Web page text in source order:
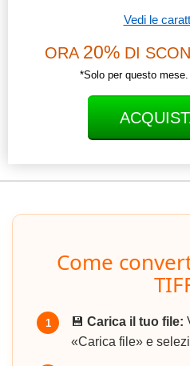
Vedi le
ORA 20% DI
*Solo per questo
Come
1 💾 Carica il tuo file:
«Carica file» e